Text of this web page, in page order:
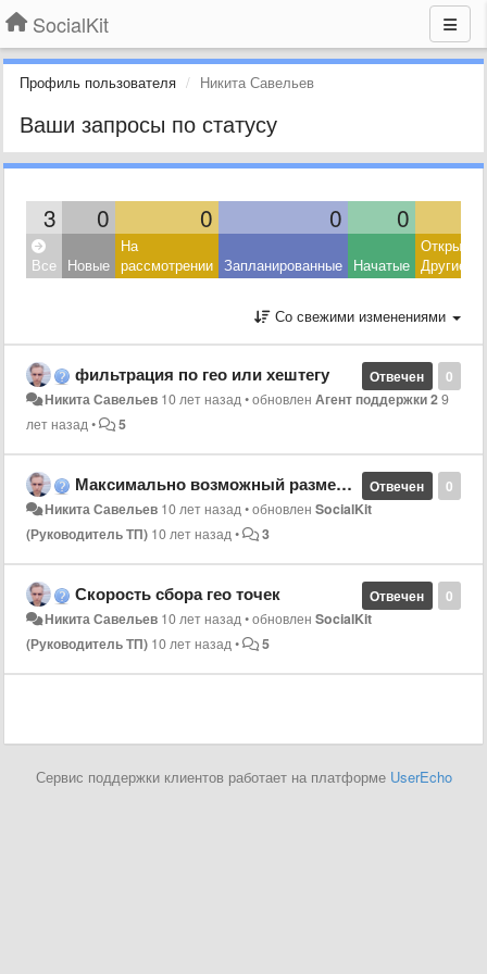
SocialKit
Профиль пользователя Никита Савельев
Ваши запросы по статусу
3 0 0 0 0
Все Новые
На
рассмотрении Запланированные Начатые Другие
Со свежими изменениями
0
Отвечен
фильтрация по гео или хештегу
Никита Савельев 10 лет назад•обновленАгент поддержки 29
лет назад• 5
0
Отвечен
Максимально возможный размер листа стоп-слов?
Никита Савельев 10 лет назад•обновленSocialKit
(Руководитель ТП) 10 лет назад• 3
0
Отвечен
Скорость сбора гео точек
Никита Савельев 10 лет назад•обновленSocialKit
(Руководитель ТП) 10 лет назад• 5
Сервис поддержки клиентов работает на платформе UserEcho